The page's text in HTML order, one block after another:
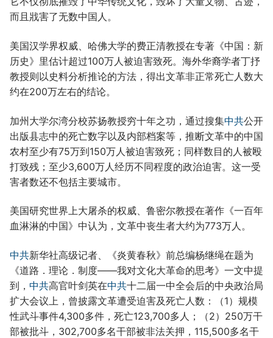
而且戕害了无数中国人。
美国汉学界权威、哈佛大学的费正清教授在专著《中国：新
历史》里估计超过100万人被迫害致死。海外华裔学者丁抒
教授则以史料分析推论的方法，得出文革非正常死亡人数大
约在200万左右的结论。
加州大学尔湾分校苏扬教授穷十年之功，通过搜集中共公开
出版县志中的死亡数字以及内部档案等，推断文革中的中国
农村至少有75万到150万人被迫害致死；同样数目的人被殴
打致残；至少3,600万人经历不同程度的政治迫害。这一受
害者数还不包括主要城市。
美国研究世界上大屠杀的权威、鲁密尔教授在著作《一百年
血淋淋的中国》中认为，文革中丧生者大约为773万人。
中共新华社高级记者、《炎黄春秋》前总编杨继绳在题为
《道路．理论．制度——我对文化大革命的思考》一文中提
到， 中共高官叶剑英在中共十二届一中全会后的中央政治局
扩大会议上，曾披露文革遭受迫害及死亡人数：（1）规模
性武斗事件4,300多件，死亡123,700多人；（2）250万干
部被批斗，302,700多名干部被非法关押，115,500多名干